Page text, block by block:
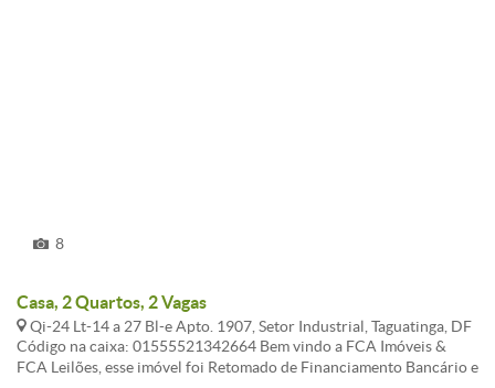
8
Casa, 2 Quartos, 2 Vagas
Qi-24 Lt-14 a 27 Bl-e Apto. 1907, Setor Industrial, Taguatinga, DF
Código na caixa: 01555521342664 Bem vindo a FCA Imóveis &
FCA Leilões, esse imóvel foi Retomado de Financiamento Bancário e